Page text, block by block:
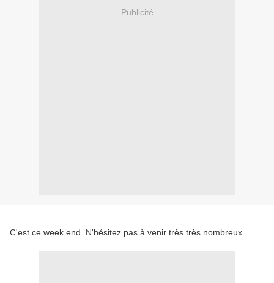
Publicité
C'est ce week end. N'hésitez pas à venir très très nombreux.